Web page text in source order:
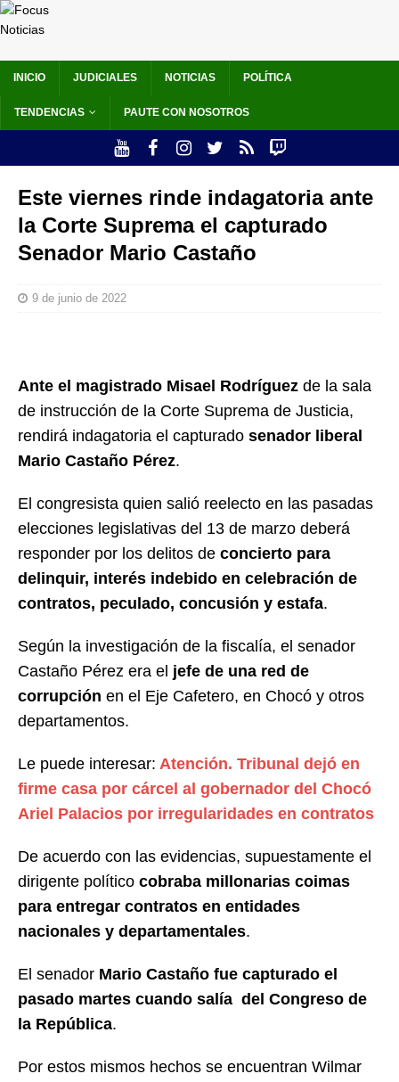
INICIO JUDICIALES NOTICIAS POLÍTICA
TENDENCIAS PAUTE CON NOSOTROS
Este viernes rinde indagatoria ante
la Corte Suprema el capturado
Senador Mario Castaño
9 de junio de 2022
Ante el magistrado Misael Rodríguez de la sala
de instrucción de la Corte Suprema de Justicia,
rendirá indagatoria el capturado senador liberal
Mario Castaño Pérez.
El congresista quien salió reelecto en las pasadas
elecciones legislativas del 13 de marzo deberá
responder por los delitos de concierto para
delinquir, interés indebido en celebración de
contratos, peculado, concusión y estafa.
Según la investigación de la fiscalía, el senador
Castaño Pérez era el jefe de una red de
corrupción en el Eje Cafetero, en Chocó y otros
departamentos.
Le puede interesar: Atención. Tribunal dejó en
firme casa por cárcel al gobernador del Chocó
Ariel Palacios por irregularidades en contratos
De acuerdo con las evidencias, supuestamente el
dirigente político cobraba millonarias coimas
para entregar contratos en entidades
nacionales y departamentales.
El senador Mario Castaño fue capturado el
pasado martes cuando salía del Congreso de
la República.
Por estos mismos hechos se encuentran Wilmar